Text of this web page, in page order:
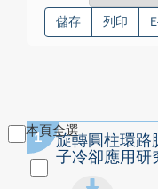
儲存 列印
本頁全選
1
旋轉圓柱環路
子冷卻應用研